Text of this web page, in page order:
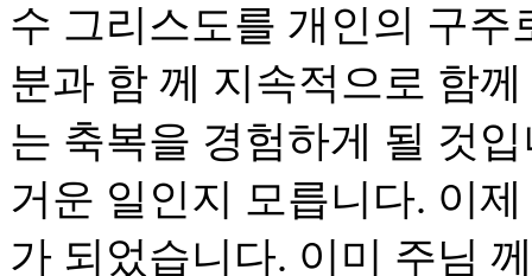
수 그리스도를 개인의 구
분과 함 께 지속적으로 함
는 축복을 경험하게 될 것
거운 일인지 모릅니다. 이
가 되었습니다. 이미 주님